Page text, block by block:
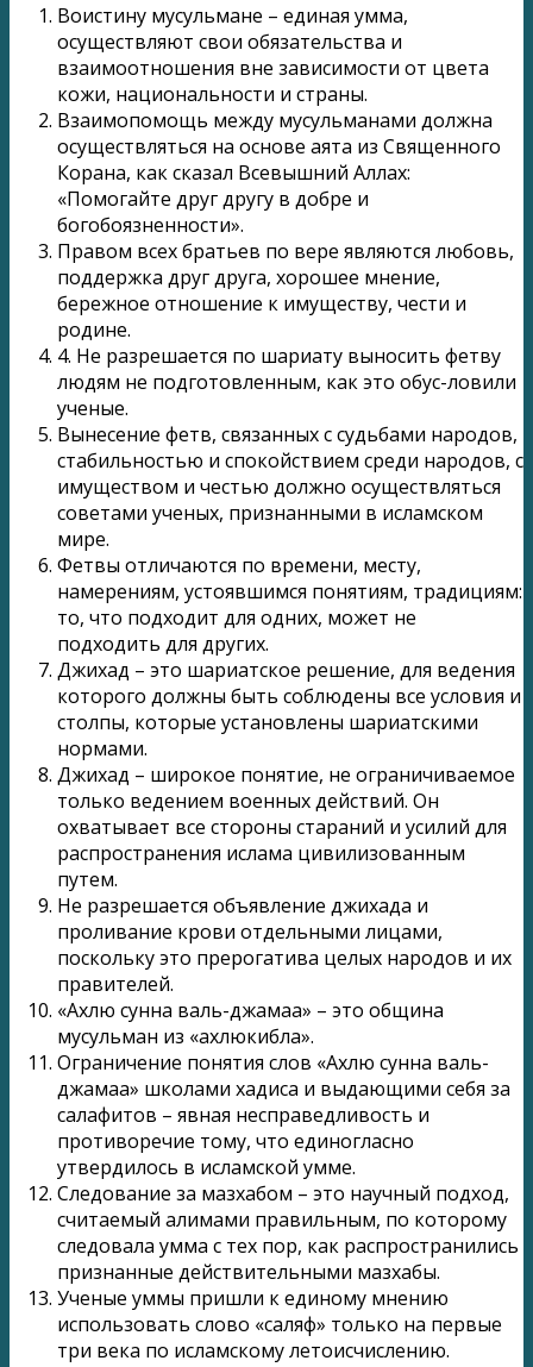
Воистину мусульмане – единая умма,
осуществляют свои обязательства и
взаимоотношения вне зависимости от цвета
кожи, национальности и страны.
Взаимопомощь между мусульманами должна
осуществляться на основе аята из Священного
Корана, как сказал Всевышний Аллах:
«Помогайте друг другу в добре и
богобоязненности».
Правом всех братьев по вере являются любовь,
поддержка друг друга, хорошее мнение,
бережное отношение к имуществу, чести и
родине.
4. Не разрешается по шариату выносить фетву
людям не подготовленным, как это обус-ловили
ученые.
Вынесение фетв, связанных с судьбами народов,
стабильностью и спокойствием среди народов, с
имуществом и честью должно осуществляться
советами ученых, признанными в исламском
мире.
Фетвы отличаются по времени, месту,
намерениям, устоявшимся понятиям, традициям:
то, что подходит для одних, может не
подходить для других.
Джихад – это шариатское решение, для ведения
которого должны быть соблюдены все условия и
столпы, которые установлены шариатскими
нормами.
Джихад – широкое понятие, не ограничиваемое
только ведением военных действий. Он
охватывает все стороны стараний и усилий для
распространения ислама цивилизованным
путем.
Не разрешается объявление джихада и
проливание крови отдельными лицами,
поскольку это прерогатива целых народов и их
правителей.
«Ахлю сунна валь-джамаа» – это община
мусульман из «ахлюкибла».
Ограничение понятия слов «Ахлю сунна валь-
джамаа» школами хадиса и выдающими себя за
салафитов – явная несправедливость и
противоречие тому, что единогласно
утвердилось в исламской умме.
Следование за мазхабом – это научный подход,
считаемый алимами правильным, по которому
следовала умма с тех пор, как распространились
признанные действительными мазхабы.
Ученые уммы пришли к единому мнению
использовать слово «саляф» только на первые
три века по исламскому летоисчислению.